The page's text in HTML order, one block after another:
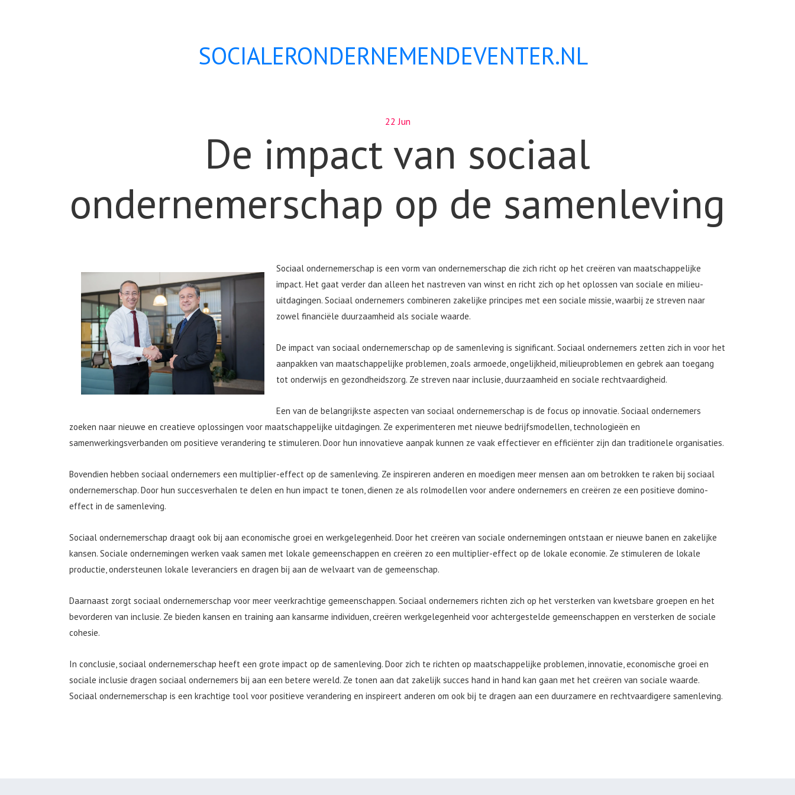
SOCIALERONDERNEMENDEVENTER.NL
22 Jun
De impact van sociaal
ondernemerschap op de samenleving
Sociaal ondernemerschap is een vorm van ondernemerschap die zich richt op het creëren van maatschappelijke
impact. Het gaat verder dan alleen het nastreven van winst en richt zich op het oplossen van sociale en milieu-
uitdagingen. Sociaal ondernemers combineren zakelijke principes met een sociale missie, waarbij ze streven naar
zowel financiële duurzaamheid als sociale waarde.
De impact van sociaal ondernemerschap op de samenleving is significant. Sociaal ondernemers zetten zich in voor het
aanpakken van maatschappelijke problemen, zoals armoede, ongelijkheid, milieuproblemen en gebrek aan toegang
tot onderwijs en gezondheidszorg. Ze streven naar inclusie, duurzaamheid en sociale rechtvaardigheid.
Een van de belangrijkste aspecten van sociaal ondernemerschap is de focus op innovatie. Sociaal ondernemers
zoeken naar nieuwe en creatieve oplossingen voor maatschappelijke uitdagingen. Ze experimenteren met nieuwe bedrijfsmodellen, technologieën en
samenwerkingsverbanden om positieve verandering te stimuleren. Door hun innovatieve aanpak kunnen ze vaak effectiever en efficiënter zijn dan traditionele organisaties.
Bovendien hebben sociaal ondernemers een multiplier-effect op de samenleving. Ze inspireren anderen en moedigen meer mensen aan om betrokken te raken bij sociaal
ondernemerschap. Door hun succesverhalen te delen en hun impact te tonen, dienen ze als rolmodellen voor andere ondernemers en creëren ze een positieve domino-
effect in de samenleving.
Sociaal ondernemerschap draagt ook bij aan economische groei en werkgelegenheid. Door het creëren van sociale ondernemingen ontstaan er nieuwe banen en zakelijke
kansen. Sociale ondernemingen werken vaak samen met lokale gemeenschappen en creëren zo een multiplier-effect op de lokale economie. Ze stimuleren de lokale
productie, ondersteunen lokale leveranciers en dragen bij aan de welvaart van de gemeenschap.
Daarnaast zorgt sociaal ondernemerschap voor meer veerkrachtige gemeenschappen. Sociaal ondernemers richten zich op het versterken van kwetsbare groepen en het
bevorderen van inclusie. Ze bieden kansen en training aan kansarme individuen, creëren werkgelegenheid voor achtergestelde gemeenschappen en versterken de sociale
cohesie.
In conclusie, sociaal ondernemerschap heeft een grote impact op de samenleving. Door zich te richten op maatschappelijke problemen, innovatie, economische groei en
sociale inclusie dragen sociaal ondernemers bij aan een betere wereld. Ze tonen aan dat zakelijk succes hand in hand kan gaan met het creëren van sociale waarde.
Sociaal ondernemerschap is een krachtige tool voor positieve verandering en inspireert anderen om ook bij te dragen aan een duurzamere en rechtvaardigere samenleving.